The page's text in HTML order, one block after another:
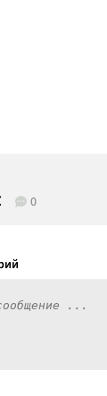
0